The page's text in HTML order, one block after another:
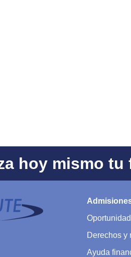
hoy mismo
Derechos y
Ayuda